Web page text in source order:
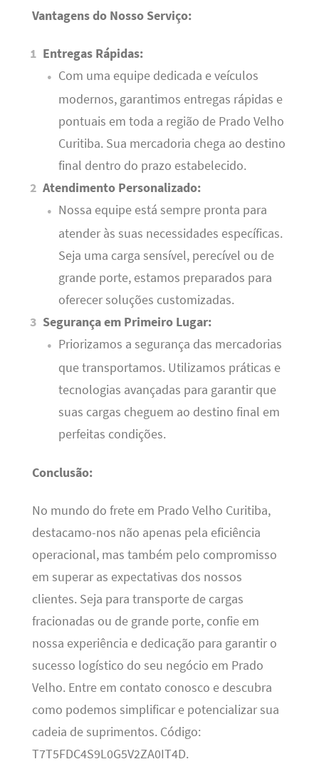
Vantagens do Nosso Serviço:
Entregas Rápidas:
Com uma equipe dedicada e veículos
modernos, garantimos entregas rápidas e
pontuais em toda a região de Prado Velho
Curitiba. Sua mercadoria chega ao destino
final dentro do prazo estabelecido.
Atendimento Personalizado:
Nossa equipe está sempre pronta para
atender às suas necessidades específicas.
Seja uma carga sensível, perecível ou de
grande porte, estamos preparados para
oferecer soluções customizadas.
Segurança em Primeiro Lugar:
Priorizamos a segurança das mercadorias
que transportamos. Utilizamos práticas e
tecnologias avançadas para garantir que
suas cargas cheguem ao destino final em
perfeitas condições.
Conclusão:
No mundo do frete em Prado Velho Curitiba,
destacamo-nos não apenas pela eficiência
operacional, mas também pelo compromisso
em superar as expectativas dos nossos
clientes. Seja para transporte de cargas
fracionadas ou de grande porte, confie em
nossa experiência e dedicação para garantir o
sucesso logístico do seu negócio em Prado
Velho. Entre em contato conosco e descubra
como podemos simplificar e potencializar sua
cadeia de suprimentos. Código:
T7T5FDC4S9L0G5V2ZA0IT4D.